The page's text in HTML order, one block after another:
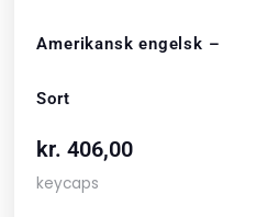
Amerikansk engelsk –
Sort
kr. 406,00
keycaps